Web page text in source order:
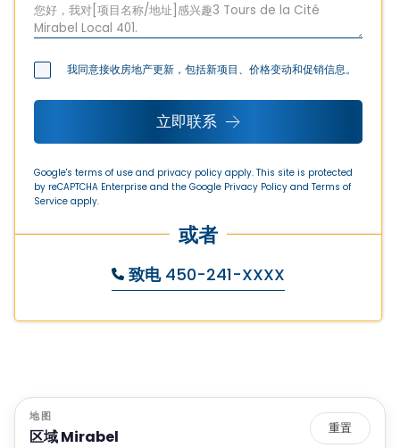
我同意接收房地产更新，包括新项目、价格变动和促销信息。
立即联系
Google's terms of use and privacy policy apply. This site is protected
by reCAPTCHA Enterprise and the Google Privacy Policy and Terms of
Service apply.
或者
致电 450-241-XXXX
地图
区域 Mirabel 重置